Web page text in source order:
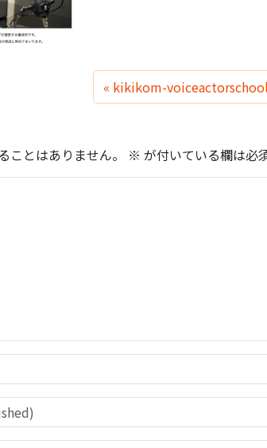
kikikom-
ことはありません。 ※ が付いている欄は必